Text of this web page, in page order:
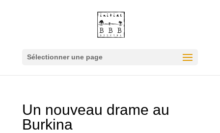
Sélectionner une page
Un nouveau drame au
Burkina